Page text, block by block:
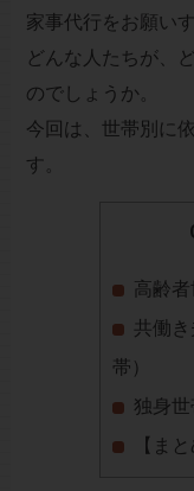
家事代行をお願い
どんな人たちが、
のでしょうか。
今回は、世帯別に
す。
高齢
共働
帯）
独身世
【まと